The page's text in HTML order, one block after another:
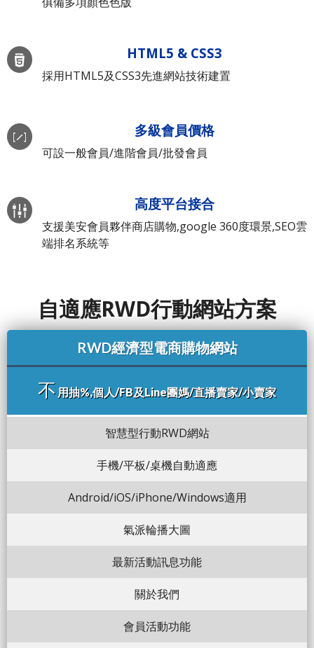
HTML5 & CSS3
採用HTML5及CSS3先進網站技術建置
多級會員價格
可設一般會員/進階會員/批發會員
高度平台接合
支援美安會員夥伴商店購物,google 360度環景,SEO雲
端排名系統等
自適應RWD行動網站方案
RWD經濟型電商購物網站
不 用抽%,個人/FB及Line團媽/直播賣家/小賣家
智慧型行動RWD網站
手機/平板/桌機自動適應
Android/iOS/iPhone/Windows適用
氣派輪播大圖
最新活動訊息功能
關於我們
會員活動功能